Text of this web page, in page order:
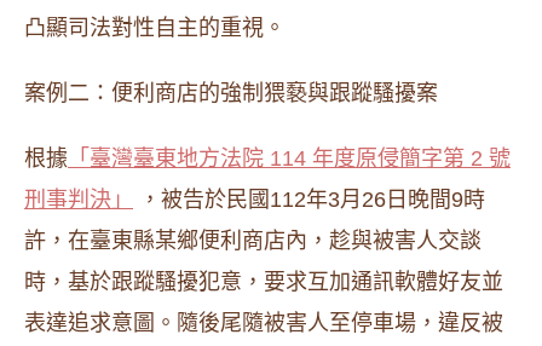
凸顯司法對性自主的重視。
案例二：便利商店的強制猥褻與跟蹤騷擾案
根據 「臺灣臺東地方法院 114 年度原侵簡字第 2 號
刑事判決」
，被告於民國112年3月26日晚間9時
許，在臺東縣某鄉便利商店內，趁與被害人交談
時，基於跟蹤騷擾犯意，要求互加通訊軟體好友並
表達追求意圖。隨後尾隨被害人至停車場，違反被